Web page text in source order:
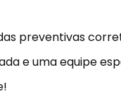
preventivas
e uma equipe